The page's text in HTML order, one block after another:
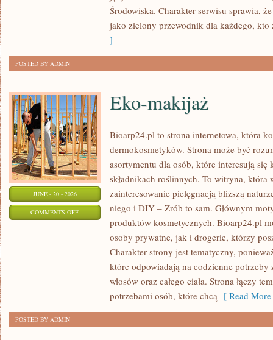
Środowiska. Charakter serwisu sprawia,
jako zielony przewodnik dla każdego, kto
]
POSTED BY ADMIN
JUNE - 20 - 2026
COMMENTS OFFON
Eko-makijaż
Bioarp24.pl to strona internetowa, która
dermokosmetyków. Strona może być
asortymentu dla osób, które interesują
składnikach roślinnych. To witryna, która
zainteresowanie pielęgnacją bliższą
niego i DIY – Zrób to sam. Głównym
produktów kosmetycznych. Bioarp24.pl
osoby prywatne, jak i drogerie, którzy
Charakter strony jest tematyczny,
które odpowiadają na codzienne potrzeby
włosów oraz całego ciała. Strona łączy
potrzebami osób, które chcą [ Read
POSTED BY ADMIN